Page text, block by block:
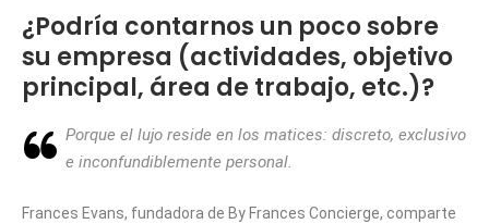
¿Podría contarnos un poco sobre
su empresa (actividades, objetivo
principal, área de trabajo, etc.)?
Porque el lujo reside en los matices: discreto, exclusivo
e inconfundiblemente personal.
Frances Evans, fundadora de By Frances Concierge, comparte